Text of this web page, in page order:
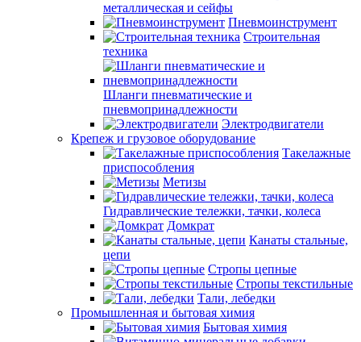
металлическая и сейфы
Пневмоинструмент
Строительная
техника
Шланги пневматические и
пневмопринадлежности
Электродвигатели
Крепеж и грузовое оборудование
Такелажные
приспособления
Метизы
Гидравлические тележки, тачки, колеса
Домкрат
Канаты стальные,
цепи
Стропы цепные
Стропы текстильные
Тали, лебедки
Промышленная и бытовая химия
Бытовая химия